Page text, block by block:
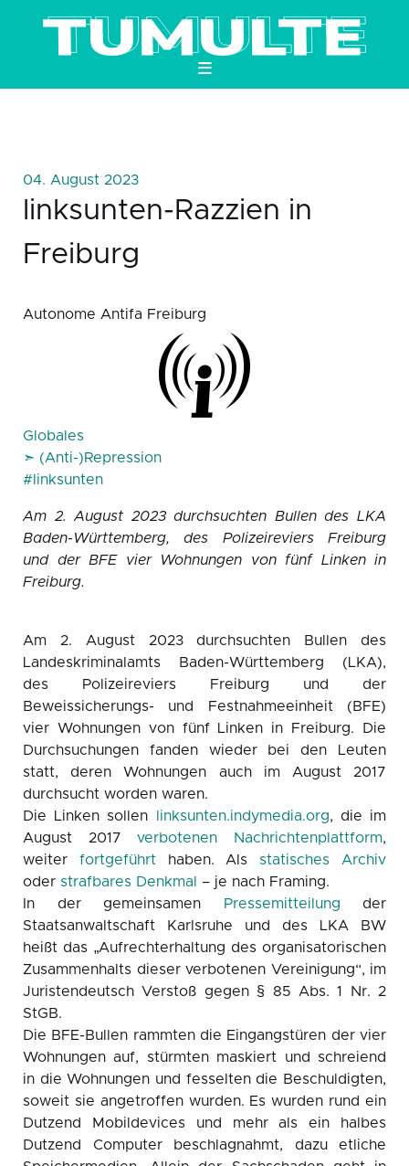
≡
04. August 2023
linksunten-Razzien in
Freiburg
Autonome Antifa Freiburg
Globales
➣ (Anti-)Repression
#linksunten
Am 2. August 2023 durchsuchten Bullen des LKA
Baden-Württemberg, des Polizeireviers Freiburg
und der BFE vier Wohnungen von fünf Linken in
Freiburg.
Am 2. August 2023 durchsuchten Bullen des
Landeskriminalamts Baden-Württemberg (LKA),
des Polizeireviers Freiburg und der
Beweissicherungs- und Festnahmeeinheit (BFE)
vier Wohnungen von fünf Linken in Freiburg. Die
Durchsuchungen fanden wieder bei den Leuten
statt, deren Wohnungen auch im August 2017
durchsucht worden waren.
Die Linken sollen
linksunten.indymedia.org, die im
August 2017verbotenen Nachrichtenplattform,
weiter fortgeführthaben. Als statisches Archiv
oder strafbares Denkmal
– je nach Framing.
In der gemeinsamen
Pressemitteilung der
Staatsanwaltschaft Karlsruhe und des LKA BW
heißt das „Aufrechterhaltung des organisatorischen
Zusammenhalts dieser verbotenen Vereinigung“, im
Juristendeutsch Verstoß gegen § 85 Abs. 1 Nr. 2
StGB.
Die BFE-Bullen rammten die Eingangstüren der vier
Wohnungen auf, stürmten maskiert und schreiend
in die Wohnungen und fesselten die Beschuldigten,
soweit sie angetroffen wurden. Es wurden rund ein
Dutzend Mobildevices und mehr als ein halbes
Dutzend Computer beschlagnahmt, dazu etliche